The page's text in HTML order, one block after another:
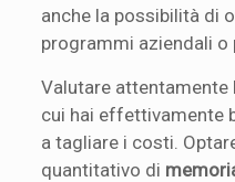
anche la possibilità di
programmi aziendali o
Valutare attentamente
cui hai effettivamente
a tagliare i costi.
quantitativo di